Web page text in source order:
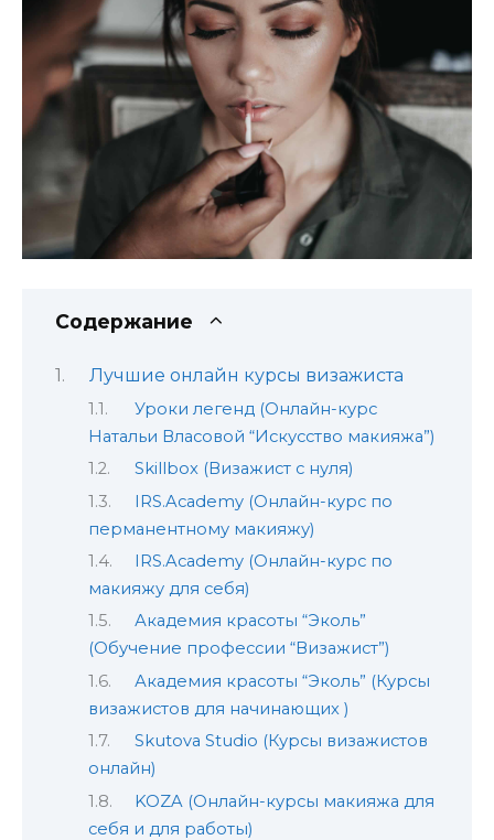
Содержание
Лучшие онлайн курсы визажиста
Уроки легенд (Онлайн-курс
Натальи Власовой “Искусство макияжа”)
Skillbox (Визажист с нуля)
IRS.Academy (Онлайн-курс по
перманентному макияжу)
IRS.Academy (Онлайн-курс по
макияжу для себя)
Академия красоты “Эколь”
(Обучение профессии “Визажист”)
Академия красоты “Эколь” (Курсы
визажистов для начинающих )
Skutova Studio (Курсы визажистов
онлайн)
KOZA (Онлайн-курсы макияжа для
себя и для работы)